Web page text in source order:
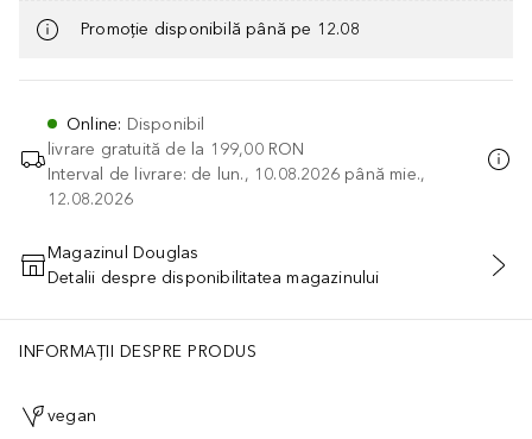
Promoție disponibilă până pe 12.08
Online: Disponibil
livrare gratuită de la 199,00 RON
Interval de livrare: de lun., 10.08.2026 până mie.,
12.08.2026
ADĂUGAȚI ÎN COŞ
Magazinul Douglas
Detalii despre disponibilitatea magazinului
INFORMAȚII DESPRE PRODUS
vegan